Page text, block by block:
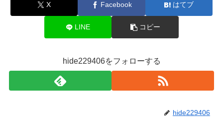
X Facebook はてブ
LINE コピー
hide229406をフォローする
hide229406